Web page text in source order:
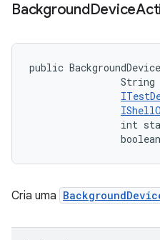
BackgroundDevice
public
String
int
Cria uma